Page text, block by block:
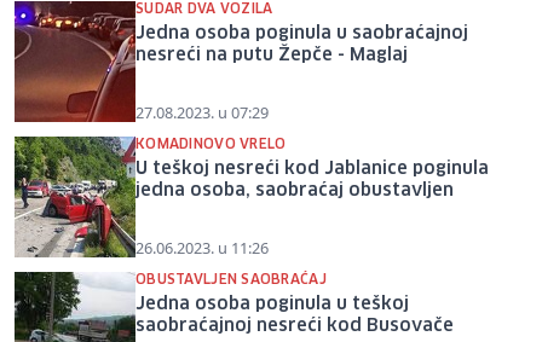
SUDAR DVA VOZILA
Jedna osoba poginula u saobraćajnoj
nesreći na putu Žepče - Maglaj
27.08.2023. u 07:29
KOMADINOVO VRELO
U teškoj nesreći kod Jablanice poginula
jedna osoba, saobraćaj obustavljen
26.06.2023. u 11:26
OBUSTAVLJEN SAOBRAĆAJ
Jedna osoba poginula u teškoj
saobraćajnoj nesreći kod Busovače